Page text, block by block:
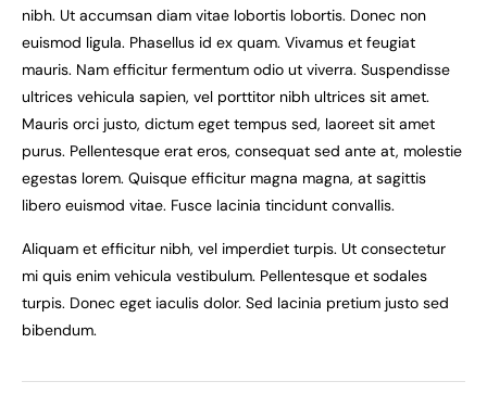
nibh. Ut accumsan diam vitae lobortis lobortis. Donec non
euismod ligula. Phasellus id ex quam. Vivamus et feugiat
mauris. Nam efficitur fermentum odio ut viverra. Suspendisse
ultrices vehicula sapien, vel porttitor nibh ultrices sit amet.
Mauris orci justo, dictum eget tempus sed, laoreet sit amet
purus. Pellentesque erat eros, consequat sed ante at, molestie
egestas lorem. Quisque efficitur magna magna, at sagittis
libero euismod vitae. Fusce lacinia tincidunt convallis.
Aliquam et efficitur nibh, vel imperdiet turpis. Ut consectetur
mi quis enim vehicula vestibulum. Pellentesque et sodales
turpis. Donec eget iaculis dolor. Sed lacinia pretium justo sed
bibendum.